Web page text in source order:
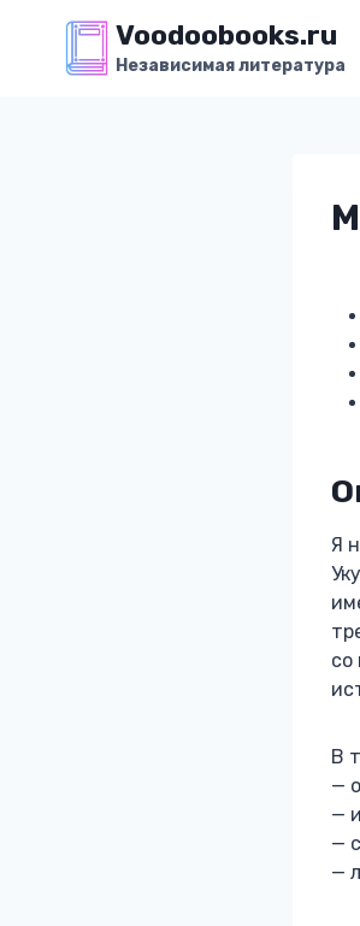
содержимому
Voodoobooks.ru
Независимая литература
Я
со
В
—
—
—
—